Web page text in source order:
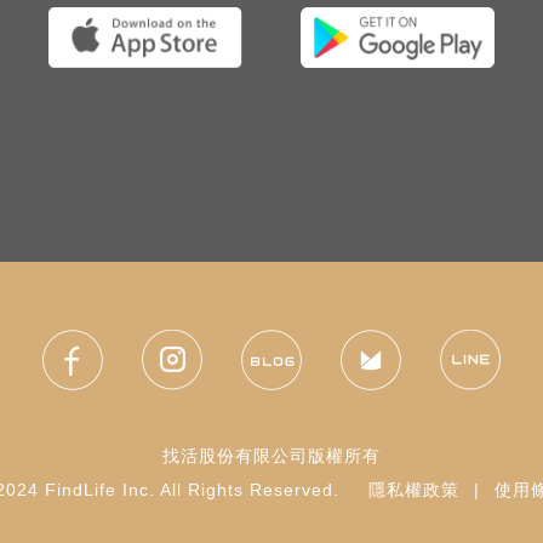
找活股份有限公司版權所有
FindLife Inc. All Rights Reserved.
隱私權政策 | 使用